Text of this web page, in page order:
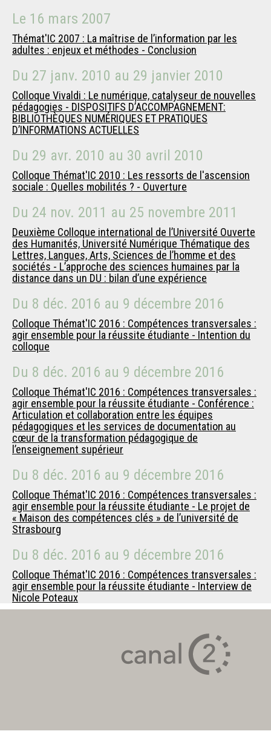
Le 16 mars 2007
Thémat'IC 2007 : La maîtrise de l’information par les
adultes : enjeux et méthodes - Conclusion
Du 27 janv. 2010 au 29 janvier 2010
Colloque Vivaldi : Le numérique, catalyseur de nouvelles
pédagogies - DISPOSITIFS D’ACCOMPAGNEMENT:
BIBLIOTHÈQUES NUMÉRIQUES ET PRATIQUES
D’INFORMATIONS ACTUELLES
Du 29 avr. 2010 au 30 avril 2010
Colloque Thémat'IC 2010 : Les ressorts de l'ascension
sociale : Quelles mobilités ? - Ouverture
Du 24 nov. 2011 au 25 novembre 2011
Deuxième Colloque international de l’Université Ouverte
des Humanités, Université Numérique Thématique des
Lettres, Langues, Arts, Sciences de l’homme et des
sociétés - L’approche des sciences humaines par la
distance dans un DU : bilan d’une expérience
Du 8 déc. 2016 au 9 décembre 2016
Colloque Thémat'IC 2016 : Compétences transversales :
agir ensemble pour la réussite étudiante - Intention du
colloque
Du 8 déc. 2016 au 9 décembre 2016
Colloque Thémat'IC 2016 : Compétences transversales :
agir ensemble pour la réussite étudiante - Conférence :
Articulation et collaboration entre les équipes
pédagogiques et les services de documentation au
cœur de la transformation pédagogique de
l’enseignement supérieur
Du 8 déc. 2016 au 9 décembre 2016
Colloque Thémat'IC 2016 : Compétences transversales :
agir ensemble pour la réussite étudiante - Le projet de
« Maison des compétences clés » de l’université de
Strasbourg
Du 8 déc. 2016 au 9 décembre 2016
Colloque Thémat'IC 2016 : Compétences transversales :
agir ensemble pour la réussite étudiante - Interview de
Nicole Poteaux